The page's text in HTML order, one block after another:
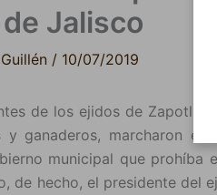
Jalisco
/ 10/07/2019
de los ejidos de Zapotlán
y ganaderos, marcharon en
municipal que prohíba
de hecho, el presidente del